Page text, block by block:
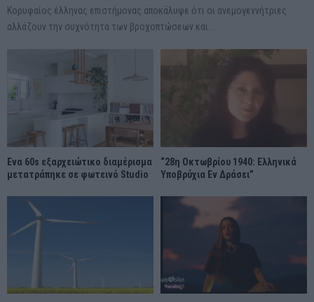
Κορυφαίος έλληνας επιστήμονας αποκάλυψε ότι οι ανεμογεννήτριες
αλλάζουν την συχνότητα των βροχοπτώσεων και...
Ένα 60s εξαρχειώτικο διαμέρισμα
μετατράπηκε σε φωτεινό Studio
“28η Οκτωβρίου 1940: Ελληνικά
Υποβρύχια Εν Δράσει”